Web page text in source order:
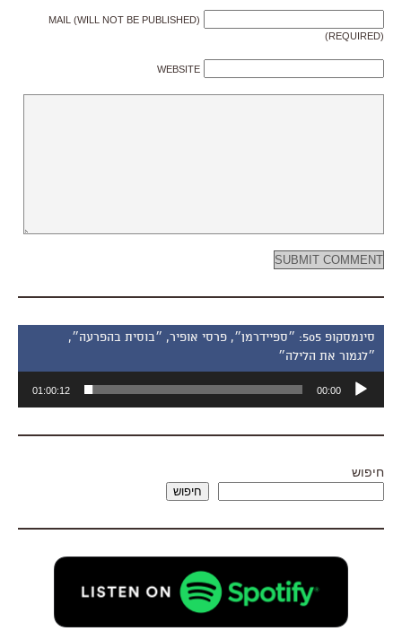
MAIL (WILL NOT BE PUBLISHED)
(REQUIRED)
WEBSITE
סינמסקופ 505: ״ספיידרמן״, פרסי אופיר, ״בוסית בהפרעה״,
״לגמור את הלילה״
אודיו
00:00
01:00:12
חיפוש
חיפוש